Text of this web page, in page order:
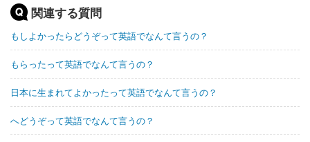
関連する質問
もしよかったらどうぞって英語でなんて言うの？
もらったって英語でなんて言うの？
日本に生まれてよかったって英語でなんて言うの？
へどうぞって英語でなんて言うの？